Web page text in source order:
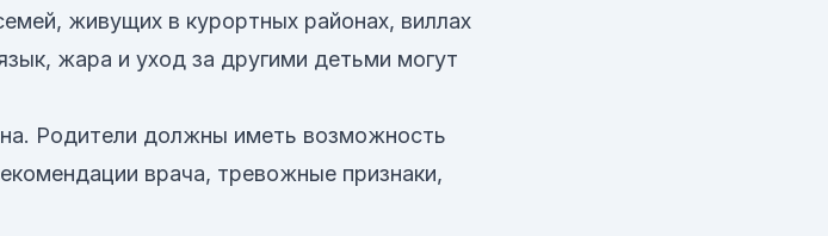
живущих в курортных районах, виллах
жара и уход за другими детьми могут
Родители должны иметь возможность
врача, тревожные признаки,